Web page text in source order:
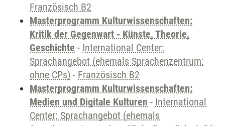
Französisch B2
Masterprogramm Kulturwissenschaften:
Kritik der Gegenwart - Künste, Theorie,
Geschichte - International Center:
Sprachangebot (ehemals Sprachenzentrum;
ohne CPs) - Französisch B2
Masterprogramm Kulturwissenschaften:
Medien und Digitale Kulturen - International
Center: Sprachangebot (ehemals